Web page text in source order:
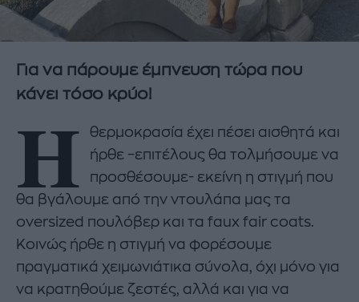
Για να πάρουμε έμπνευση τώρα που
κάνει τόσο κρύο!
Η
θερμοκρασία έχει πέσει αισθητά και
ήρθε –επιτέλους θα τολμήσουμε να
προσθέσουμε- εκείνη η στιγμή που
θα βγάλουμε από την ντουλάπα μας τα
oversized πουλόβερ και τα faux fair coats.
Κοινώς ήρθε η στιγμή να φορέσουμε
πραγματικά χειμωνιάτικα σύνολα, όχι μόνο για
να κρατηθούμε ζεστές, αλλά και για να